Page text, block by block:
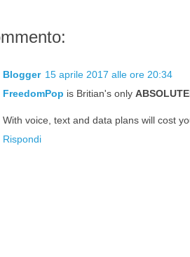
Blogger 15 aprile 2017 alle ore 20:34
FreedomPop is Britian's only
With voice, text and data plans will cost
Rispondi